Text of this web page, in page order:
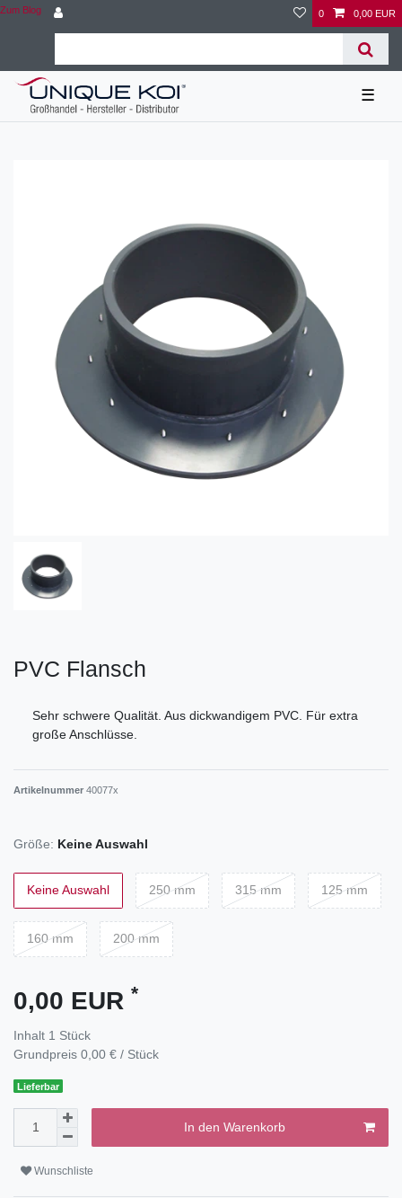
Zum Blog 0 0,00 EUR
☰
PVC Flansch
Sehr schwere Qualität. Aus dickwandigem PVC. Für extra
große Anschlüsse.
Artikelnummer 40077x
Größe: Keine Auswahl
Keine Auswahl 250 mm 315 mm 125 mm
160 mm 200 mm
0,00 EUR *
Inhalt 1 Stück
Grundpreis 0,00 € / Stück
Lieferbar
In den Warenkorb
Wunschliste